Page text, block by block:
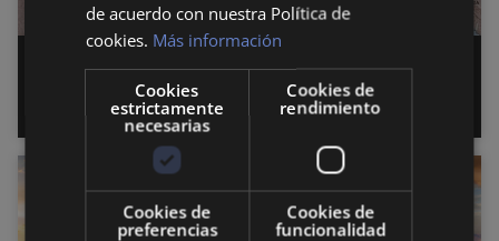
Comercio y desarrollo en el mundo
mediterráneo
de acuerdo con nuestra Política de
cookies. Más información
Cookies
estrictamente
necesarias
Cookies de
rendimiento
Cookies de
preferencias
Cookies de
funcionalidad